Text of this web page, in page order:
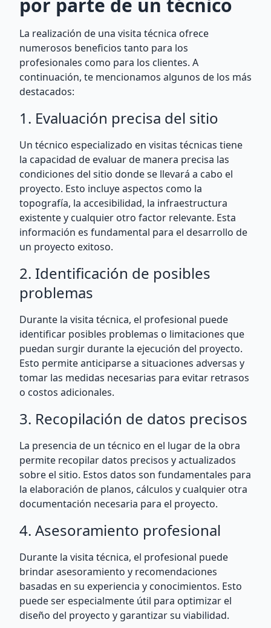
por parte de un técnico
La realización de una visita técnica ofrece
numerosos beneficios tanto para los
profesionales como para los clientes. A
continuación, te mencionamos algunos de los más
destacados:
1. Evaluación precisa del sitio
Un técnico especializado en visitas técnicas tiene
la capacidad de evaluar de manera precisa las
condiciones del sitio donde se llevará a cabo el
proyecto. Esto incluye aspectos como la
topografía, la accesibilidad, la infraestructura
existente y cualquier otro factor relevante. Esta
información es fundamental para el desarrollo de
un proyecto exitoso.
2. Identificación de posibles
problemas
Durante la visita técnica, el profesional puede
identificar posibles problemas o limitaciones que
puedan surgir durante la ejecución del proyecto.
Esto permite anticiparse a situaciones adversas y
tomar las medidas necesarias para evitar retrasos
o costos adicionales.
3. Recopilación de datos precisos
La presencia de un técnico en el lugar de la obra
permite recopilar datos precisos y actualizados
sobre el sitio. Estos datos son fundamentales para
la elaboración de planos, cálculos y cualquier otra
documentación necesaria para el proyecto.
4. Asesoramiento profesional
Durante la visita técnica, el profesional puede
brindar asesoramiento y recomendaciones
basadas en su experiencia y conocimientos. Esto
puede ser especialmente útil para optimizar el
diseño del proyecto y garantizar su viabilidad.